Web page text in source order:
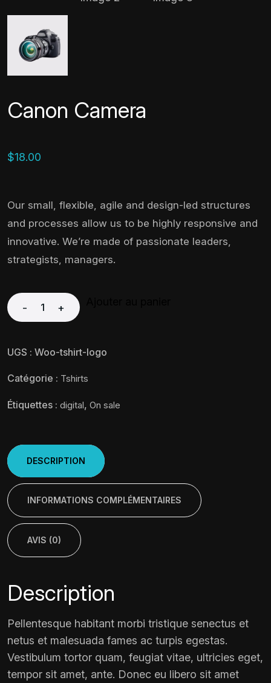
Canon Camera
$18.00
Our small, flexible, agile and design-led structures
and processes allow us to be highly responsive and
innovative. We’re made of passionate leaders,
strategists, managers.
- +
UGS : Woo-tshirt-logo
Catégorie : Tshirts
Étiquettes : digital, On sale
DESCRIPTION
INFORMATIONS COMPLÉMENTAIRES
AVIS (0)
Description
Pellentesque habitant morbi tristique senectus et
netus et malesuada fames ac turpis egestas.
Vestibulum tortor quam, feugiat vitae, ultricies eget,
tempor sit amet, ante. Donec eu libero sit amet